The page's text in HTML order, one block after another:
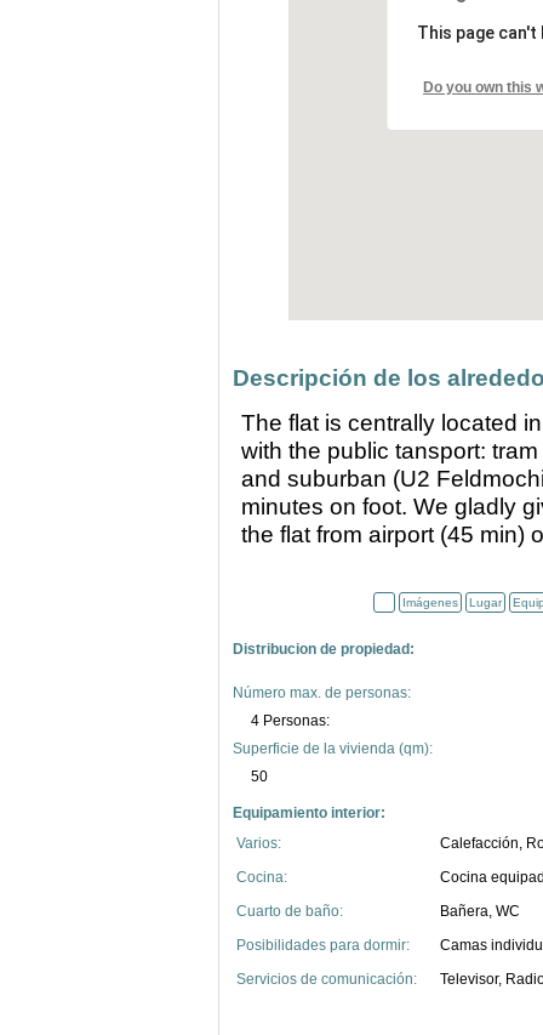
This page
Do you own this
Descripción de los
The flat is centrally located
with the public tansport:
and suburban (U2
minutes on foot. We gladly
the flat from airport (45 min)
Imágenes Lugar
Distribucion de propiedad:
Número max. de personas:
4 Personas:
Superficie de la vivienda (qm):
50
Equipamiento interior:
Varios:
Calefacción,
Cocina:
Cocina
Cuarto de baño:
Bañera, WC
Posibilidades para dormir:
Camas
Servicios de comunicación:
Televisor,